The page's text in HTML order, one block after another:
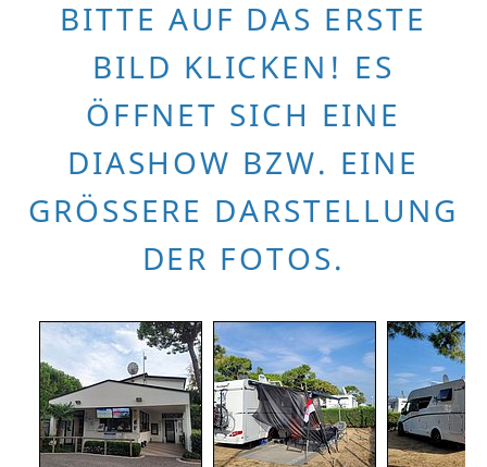
BITTE AUF DAS ERSTE
BILD KLICKEN! ES
ÖFFNET SICH EINE
DIASHOW BZW. EINE
GRÖSSERE DARSTELLUNG D
ER FOTOS.